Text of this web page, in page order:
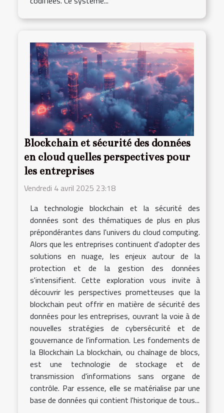
Blockchain et sécurité des données
en cloud quelles perspectives pour
les entreprises
Vendredi 4 avril 2025 23:18
La technologie blockchain et la sécurité des
données sont des thématiques de plus en plus
prépondérantes dans l'univers du cloud computing.
Alors que les entreprises continuent d'adopter des
solutions en nuage, les enjeux autour de la
protection et de la gestion des données
s'intensifient. Cette exploration vous invite à
découvrir les perspectives prometteuses que la
blockchain peut offrir en matière de sécurité des
données pour les entreprises, ouvrant la voie à de
nouvelles stratégies de cybersécurité et de
gouvernance de l'information. Les fondements de
la Blockchain La blockchain, ou chaînage de blocs,
est une technologie de stockage et de
transmission d'informations sans organe de
contrôle. Par essence, elle se matérialise par une
base de données qui contient l'historique de tous...